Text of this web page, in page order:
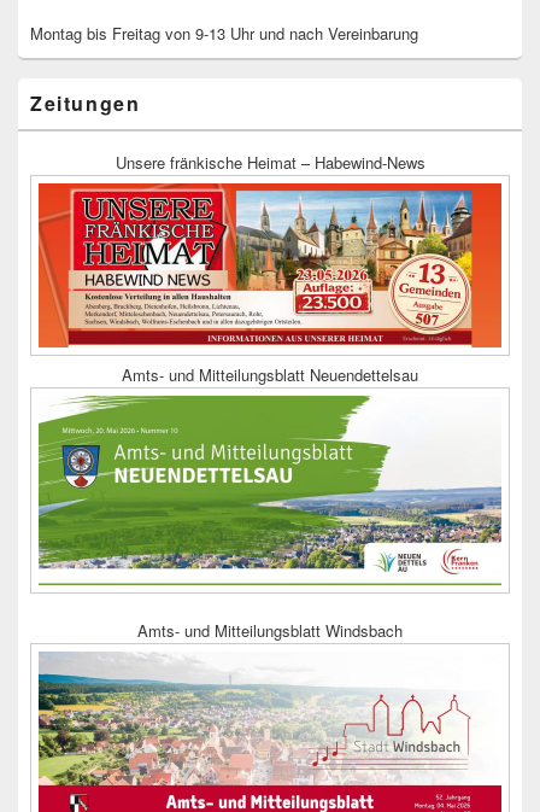
Montag bis Freitag von 9-13 Uhr und nach Vereinbarung
Zeitungen
Unsere fränkische Heimat – Habewind-News
Amts- und Mitteilungsblatt Neuendettelsau
Amts- und Mitteilungsblatt Windsbach